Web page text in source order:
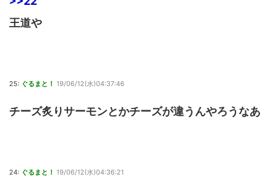
王道や
25: ぐるまと！ 19/06/12(水)04:37:46
チーズ炙りサーモンとかチーズが違うんやろうなあ
24: ぐるまと！ 19/06/12(水)04:36:21